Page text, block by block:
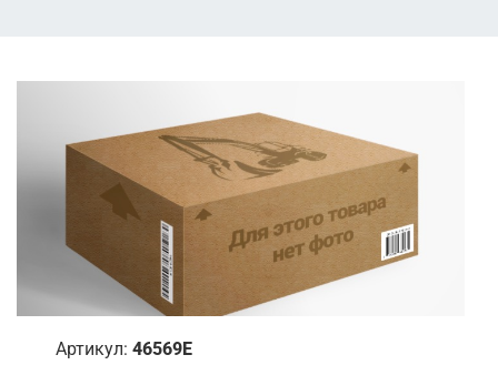
Артикул: 46569E